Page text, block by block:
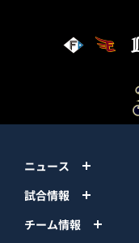
ニュース
試合情報
チーム情報